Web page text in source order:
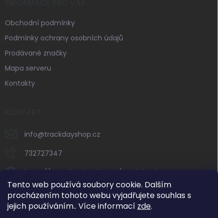
Tento web používá soubory cookie. Dalším
procházením tohoto webu vyjadřujete souhlas s
jejich používáním.. Více informací zde.
Obchodní podmínky
Podmínky ochrany osobních údajů
Prodávané značky
Mapa serveru
Kontakty
info@trackdayshop.cz
732727347
https://www.facebook.com/trackdayshop
trackdayshop
732727347